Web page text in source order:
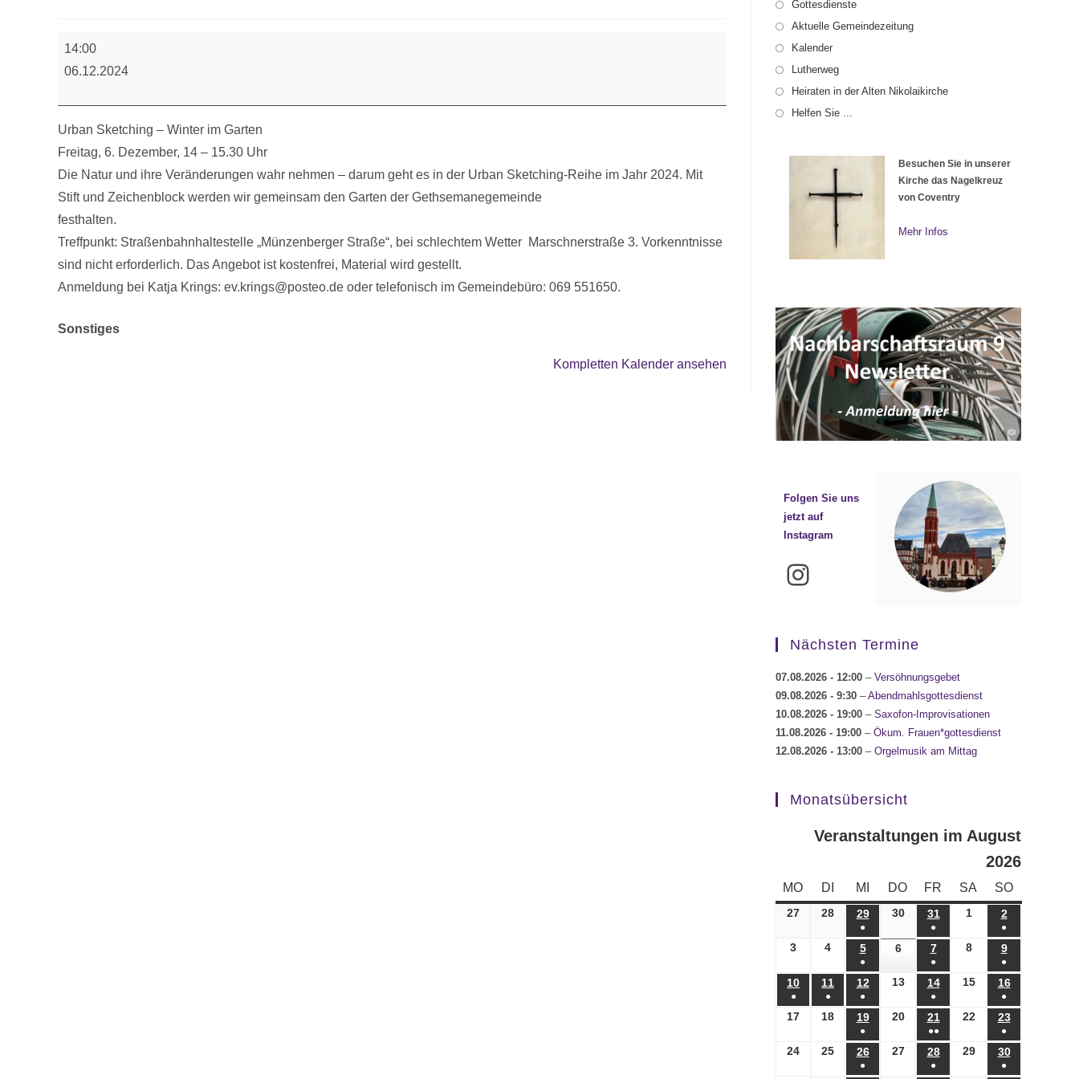
NabI9:
14:00
06.12.2024
Urban Sketching – Winter im Garten
Freitag, 6. Dezember, 14 – 15.30 Uhr
Die Natur und ihre Veränderungen wahr nehmen – darum geht es in der Urban Sketching-Reihe im Jahr 2024. Mit
Stift und Zeichenblock werden wir gemeinsam den Garten der Gethsemanegemeinde
festhalten.
Treffpunkt: Straßenbahnhaltestelle „Münzenberger Straße“, bei schlechtem Wetter Marschnerstraße 3. Vorkenntnisse
sind nicht erforderlich. Das Angebot ist kostenfrei, Material wird gestellt.
Anmeldung bei Katja Krings: ev.krings@posteo.de oder telefonisch im Gemeindebüro: 069 551650.
Sonstiges
Kompletten Kalender ansehen
Gottesdienste
Aktuelle Gemeindezeitung
Kalender
Lutherweg
Heiraten in der Alten Nikolaikirche
Helfen Sie ...
Besuchen Sie in unserer
Kirche das Nagelkreuz
von Coventry
Mehr Infos
Folgen Sie uns
jetzt auf
Instagram
Instagram
Nächsten Termine
07.08.2026 - 12:00 – Versöhnungsgebet
09.08.2026 - 9:30 –Abendmahlsgottesdienst
10.08.2026 - 19:00 – Saxofon-Improvisationen
11.08.2026 - 19:00 – Ökum. Frauen*gottesdienst
12.08.2026 - 13:00 – Orgelmusik am Mittag
Monatsübersicht
Veranstaltungen im August
2026
MO MONTAG
DI DIENSTAG
MI MITTWOCH
DO DONNERSTAG
FR FREITAG
SA SAMSTAG
SOSONNTAG
27 27.07.2026
28 28.07.2026
2929.07.2026
●
(1
Veranstaltung)
3030.07.2026
3131.07.2026
●
(1
Veranstaltung)
101.08.2026
202.08.2026
●
(1
Veranstaltung)
3 03.08.2026
4 04.08.2026
505.08.2026
●
(1
Veranstaltung)
606.08.2026
707.08.2026
●
(1
Veranstaltung)
808.08.2026
909.08.2026
●
(1
Veranstaltung)
10 10.08.2026
●
(1
Veranstaltung)
11 11.08.2026
●
(1
Veranstaltung)
1212.08.2026
●
(1
Veranstaltung)
1313.08.2026
1414.08.2026
●
(1
Veranstaltung)
1515.08.2026
1616.08.2026
●
(1
Veranstaltung)
17 17.08.2026
18 18.08.2026
1919.08.2026
●
(1
Veranstaltung)
2020.08.2026
2121.08.2026
●●
(2
Veranstaltungen)
2222.08.2026
2323.08.2026
●
(1
Veranstaltung)
24 24.08.2026
25 25.08.2026
2626.08.2026
●
2727.08.2026
2828.08.2026
●
2929.08.2026
3030.08.2026
●